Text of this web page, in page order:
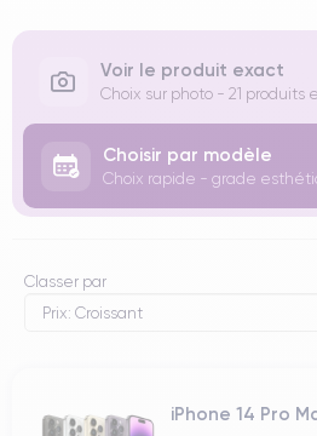
Voir le produit exact
Choix sur photo - 21 produits
Choisir par modèle
Choix rapide - grade
Classer par
iPhone 14 Pro